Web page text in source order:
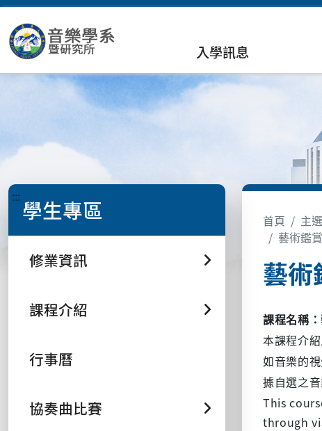
入學訊息
::: 學生專區
修業資訊
課程介紹
行事曆
協奏曲比賽
首頁 主
藝術鑑
藝
課程名稱：
本課程介
如音樂的
據自選之
This
through